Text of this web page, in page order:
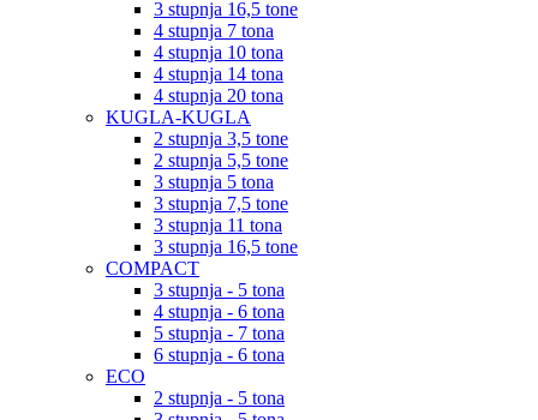
3 stupnja 16,5 tone
4 stupnja 7 tona
4 stupnja 10 tona
4 stupnja 14 tona
4 stupnja 20 tona
KUGLA-KUGLA
2 stupnja 3,5 tone
2 stupnja 5,5 tone
3 stupnja 5 tona
3 stupnja 7,5 tone
3 stupnja 11 tona
3 stupnja 16,5 tone
COMPACT
3 stupnja - 5 tona
4 stupnja - 6 tona
5 stupnja - 7 tona
6 stupnja - 6 tona
ECO
2 stupnja - 5 tona